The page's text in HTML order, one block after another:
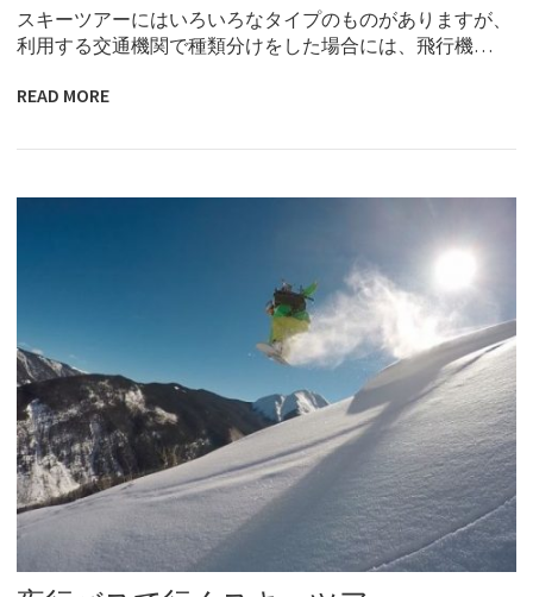
スキーツアーにはいろいろなタイプのものがありますが、
利用する交通機関で種類分けをした場合には、飛行機…
READ MORE